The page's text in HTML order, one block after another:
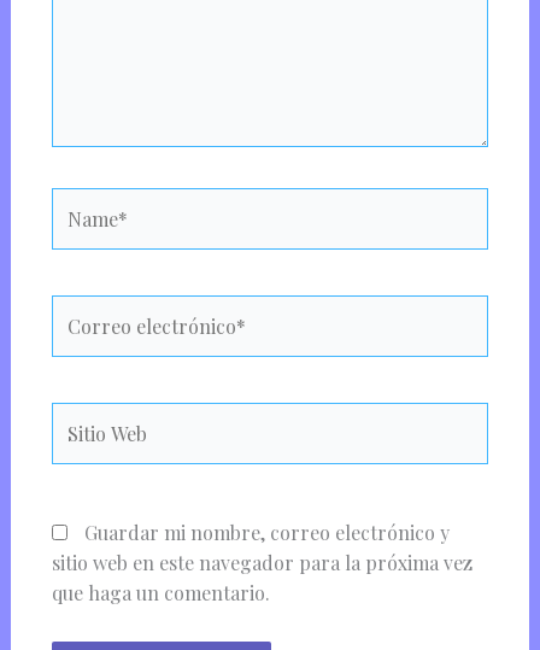
electrónico*
Web
Guardar mi nombre, correo electrónico y
sitio web en este navegador para la próxima vez
que haga un comentario.